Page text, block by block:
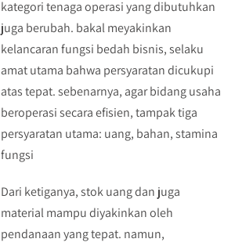
kategori tenaga operasi yang dibutuhkan
juga berubah. bakal meyakinkan
kelancaran fungsi bedah bisnis, selaku
amat utama bahwa persyaratan dicukupi
atas tepat. sebenarnya, agar bidang usaha
beroperasi secara efisien, tampak tiga
persyaratan utama: uang, bahan, stamina
fungsi
Dari ketiganya, stok uang dan juga
material mampu diyakinkan oleh
pendanaan yang tepat. namun,